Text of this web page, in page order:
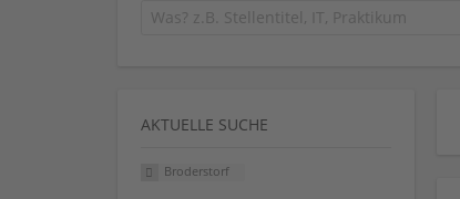
AKTUELLE SUCHE
Broderstorf